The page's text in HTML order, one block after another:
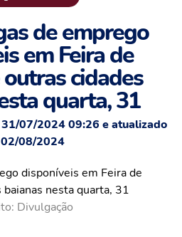
de emprego
em Feira de
cidades
quarta, 31
07/2024 09:26 e atualizado
08/2024
Divulgação